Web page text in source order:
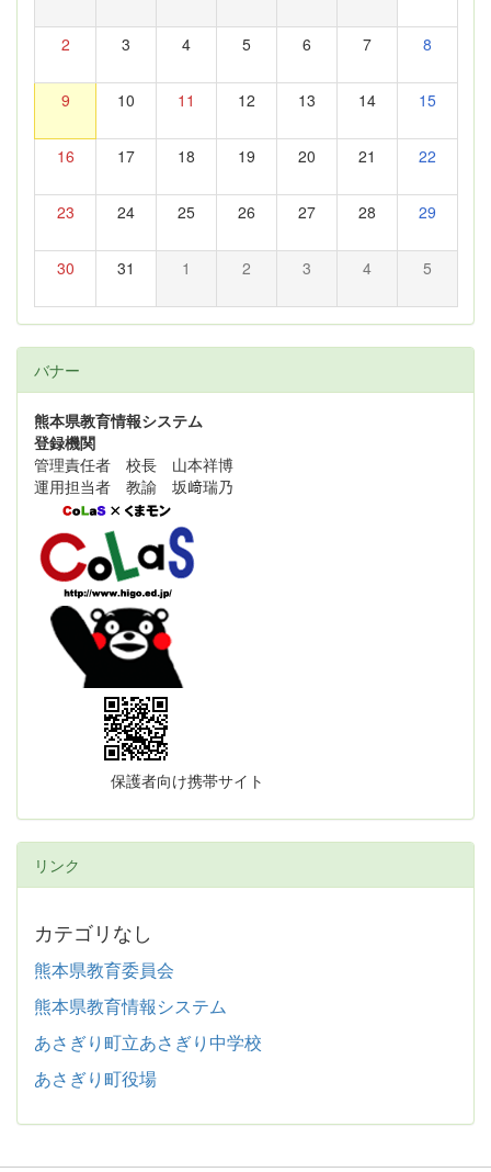
2 3 4 5 6 7 8
9 10 11 12 13 14 15
16 17 18 19 20 21 22
23 24 25 26 27 28 29
30 31 1 2 3 4 5
バナー
熊本県教育情報システム
登録機関
管理責任者 校長 山本祥博
運用担当者 教諭 坂﨑瑞乃
保護者向け携帯サイト
リンク
カテゴリなし
熊本県教育委員会
熊本県教育情報システム
あさぎり町立あさぎり中学校
あさぎり町役場